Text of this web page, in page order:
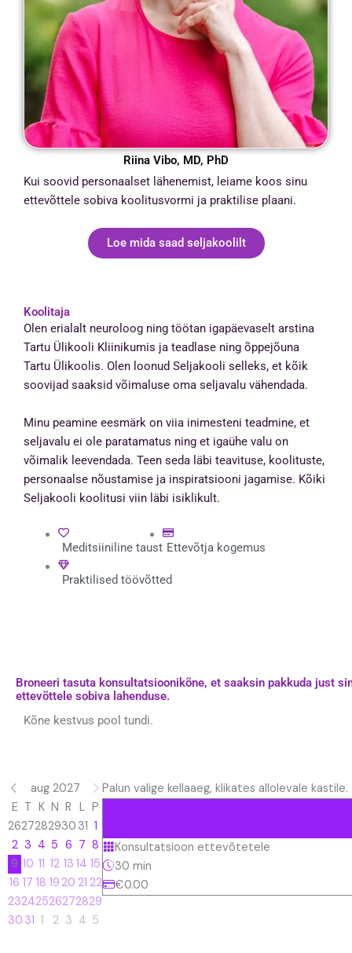
Riina Vibo, MD, PhD
Kui soovid personaalset lähenemist, leiame koos sinu
ettevõttele sobiva koolitusvormi ja praktilise plaani.
Loe mida saad seljakoolilt
Koolitaja
Olen erialalt neuroloog ning töötan igapäevaselt arstina
Tartu Ülikooli Kliinikumis ja teadlase ning õppejõuna
Tartu Ülikoolis. Olen loonud Seljakooli selleks, et kõik
soovijad saaksid võimaluse oma seljavalu vähendada.
Minu peamine eesmärk on viia inimesteni teadmine, et
seljavalu ei ole paratamatus ning et igaühe valu on
võimalik leevendada. Teen seda läbi teavituse, koolituste,
personaalse nõustamise ja inspiratsiooni jagamise. Kõiki
Seljakooli koolitusi viin läbi isiklikult.
Meditsiiniline taust Ettevõtja kogemus
Praktilised töövõtted
Broneeri tasuta konsultatsioonikõne, et saaksin pakkuda just
ettevõttele sobiva lahenduse.
Kõne kestvus pool tundi.
aug 2027
E T K N R L P
2627282930 31 1
2 3 4 5 6 7 8
9 10 11 12 13 14 15
16 17 18 1920 21 22
23242526272829
30 31 1 2 3 4 5
Palun valige kellaaeg, klikates allolevale kastile.
Konsultatsioon ettevõtetele
30 min
€0.00